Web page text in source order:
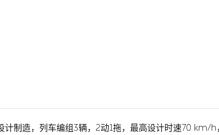
制造，列车编组3辆，2动1拖，最高设计时速70 km/h